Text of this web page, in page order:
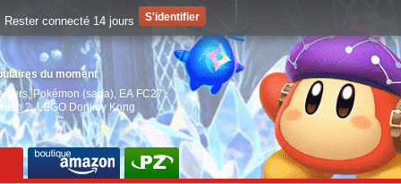
du moment
, Pokémon (saga) EA FC27,
2,LEGO Donkey Kong
Rester connecté 14 jours